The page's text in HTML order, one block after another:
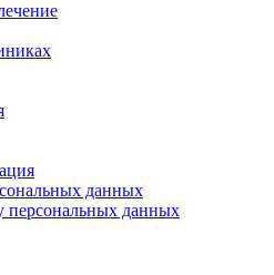
данных
персональных данных